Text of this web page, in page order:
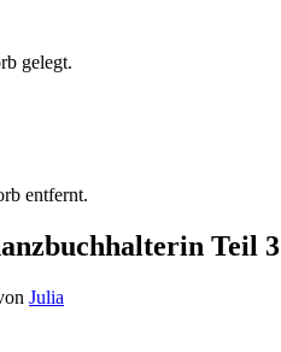
gelegt.
entfernt.
Teil 3
Julia